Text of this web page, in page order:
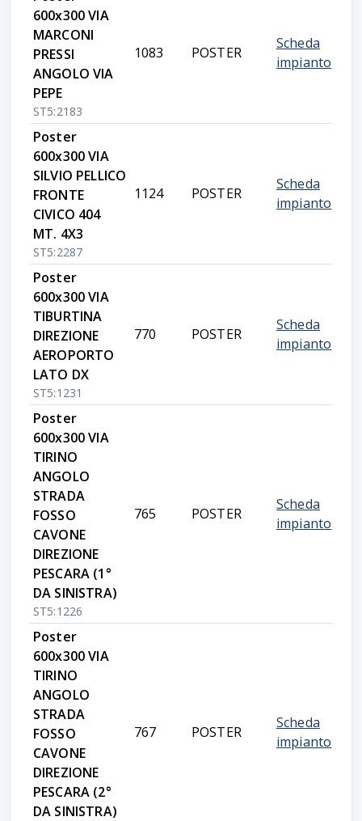
600x300 VIA
MARCONI
PRESSI
ANGOLO VIA
PEPE
ST5:2183
1083 POSTER
Scheda
impianto
Poster
600x300 VIA
SILVIO PELLICO
FRONTE
CIVICO 404
MT. 4X3
ST5:2287
1124 POSTER
Scheda
impianto
Poster
600x300 VIA
TIBURTINA
DIREZIONE
AEROPORTO
LATO DX
ST5:1231
770 POSTER
Scheda
impianto
Poster
600x300 VIA
TIRINO
ANGOLO
STRADA
FOSSO
CAVONE
DIREZIONE
PESCARA (1°
DA SINISTRA)
ST5:1226
765 POSTER
Scheda
impianto
Poster
600x300 VIA
TIRINO
ANGOLO
STRADA
FOSSO
CAVONE
DIREZIONE
PESCARA (2°
DA SINISTRA)
767 POSTER
Scheda
impianto